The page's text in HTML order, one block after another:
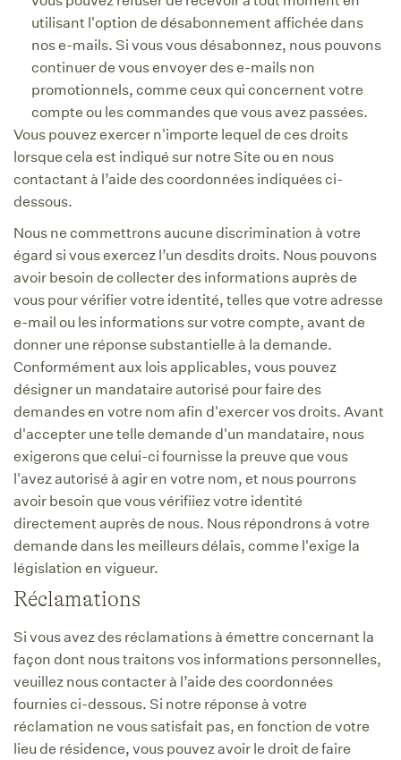
utilisant l'option de désabonnement affichée dans
nos e-mails. Si vous vous désabonnez, nous pouvons
continuer de vous envoyer des e-mails non
promotionnels, comme ceux qui concernent votre
compte ou les commandes que vous avez passées.
Vous pouvez exercer n'importe lequel de ces droits
lorsque cela est indiqué sur notre Site ou en nous
contactant à l’aide des coordonnées indiquées ci-
dessous.
Nous ne commettrons aucune discrimination à votre
égard si vous exercez l’un desdits droits. Nous pouvons
avoir besoin de collecter des informations auprès de
vous pour vérifier votre identité, telles que votre adresse
e-mail ou les informations sur votre compte, avant de
donner une réponse substantielle à la demande.
Conformément aux lois applicables, vous pouvez
désigner un mandataire autorisé pour faire des
demandes en votre nom afin d'exercer vos droits. Avant
d'accepter une telle demande d'un mandataire, nous
exigerons que celui-ci fournisse la preuve que vous
l'avez autorisé à agir en votre nom, et nous pourrons
avoir besoin que vous vérifiiez votre identité
directement auprès de nous. Nous répondrons à votre
demande dans les meilleurs délais, comme l'exige la
législation en vigueur.
Réclamations
Si vous avez des réclamations à émettre concernant la
façon dont nous traitons vos informations personnelles,
veuillez nous contacter à l’aide des coordonnées
fournies ci-dessous. Si notre réponse à votre
réclamation ne vous satisfait pas, en fonction de votre
lieu de résidence, vous pouvez avoir le droit de faire